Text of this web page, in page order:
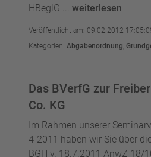
HBeglG ... weiterlesen
Veröffentlicht am: 09.02.2012
Kategorien: Abgabenordnung,
Das BVerfG zur
Co. KG
Im Rahmen unserer
4-2011 haben wir Sie über
BGH v. 18.7.2011 AnwZ 18/